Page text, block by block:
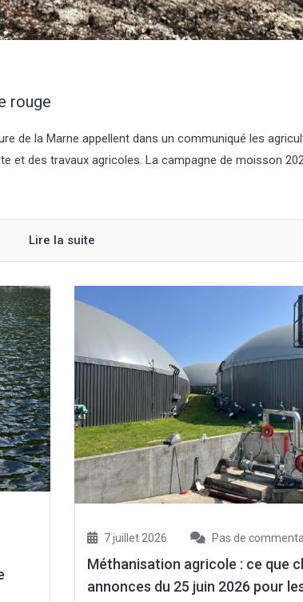
rouge
de la Marne appellent dans un communiqué les
et des travaux agricoles. La campagne de moisson
Lire la suite
7 juillet 2026 Pas de
Méthanisation agricole : ce que
annonces du 25 juin 2026 pour